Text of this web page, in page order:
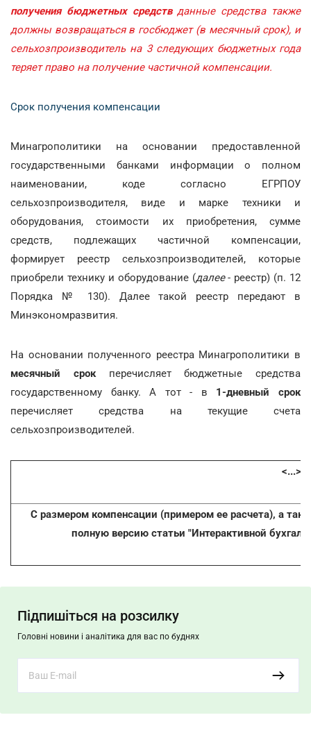
получения бюджетных средств данные средства также
должны возвращаться в госбюджет (в месячный срок), и
сельхозпроизводитель на 3 следующих бюджетных года
теряет право на получение частичной компенсации.
Срок получения компенсации
Минагрополитики на основании предоставленной
государственными банками информации о полном
наименовании, коде согласно ЕГРПОУ
сельхозпроизводителя, виде и марке техники и
оборудования, стоимости их приобретения, сумме
средств, подлежащих частичной компенсации,
формирует реестр сельхозпроизводителей, которые
приобрели технику и оборудование (далее- реестр) (п. 12
Порядка № 130). Далее такой реестр передают в
Минэкономразвития.
На основании полученного реестра Минагрополитики в
месячный срокперечисляет бюджетные средства
государственному банку. А тот - в 1-дневный срок
перечисляет средства на текущие счета
сельхозпроизводителей.
<...>
С размером компенсации (примером ее расчета), а
полную версию статьи "Интерактивной
Підпишіться на розсилку
Головні новини і аналітика для вас по буднях